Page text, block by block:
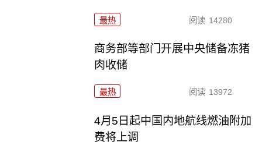
最热 阅读 14280
商务部等部门开展中央储备冻猪
肉收储
最热 阅读 13972
4月5日起中国内地航线燃油附加
费将上调